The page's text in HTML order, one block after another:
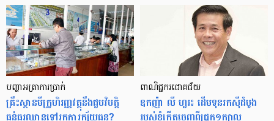
បញ្ហា​អត្រា​ការប្រាក់
គ្រឹះស្ថាន​មីក្រូ​ហិរញ្ញវត្ថុ​នឹង​ជួប​វិបត្តិ​
ធ្ងន់ធ្ងរ​ឈាន​ទៅ​រក​ការ​ក្ស័យធន?
ពាណិជ្ជករជោគជ័យ
ឧកញ៉ា លី ហួរ៖ ដើមទុនរកស៊ីដំបូង
របស់ខ្ញុំកើតចេញពីជ្រូក១ក្បាល